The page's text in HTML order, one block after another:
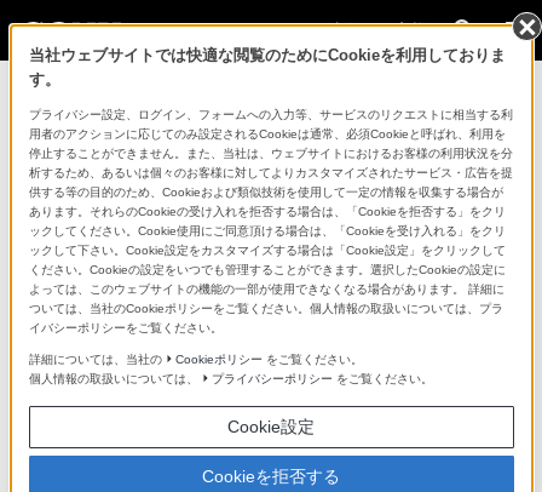
法人のお客様
コンスーマー製品に関するお問い合わせ
製品に関する重要なお知らせ
プロフェッショナル／業務用製品に関
するサポート・お問い合わせ
専用窓口のある業務用商品に関するお問い合わせ
以下の製品・サービスは専用窓口がございます。対象の
アイコンをクリックしてリンク先の窓口よりお問い合わ
当社ウェブサイトでは快適な閲覧のためにCookieを利用しておりま
す。
プライバシー設定、ログイン、フォームへの入力等、サービスのリクエストに相当する利
用者のアクションに応じてのみ設定されるCookieは通常、必須Cookieと呼ばれ、利用を
停止することができません。また、当社は、ウェブサイトにおけるお客様の利用状況を分
析するため、あるいは個々のお客様に対してよりカスタマイズされたサービス・広告を提
供する等の目的のため、Cookieおよび類似技術を使用して一定の情報を収集する場合が
あります。それらのCookieの受け入れを拒否する場合は、「Cookieを拒否する」をクリ
ックしてください。Cookie使用にご同意頂ける場合は、「Cookieを受け入れる」をクリ
ックして下さい。Cookie設定をカスタマイズする場合は「Cookie設定」をクリックして
ください。Cookieの設定をいつでも管理することができます。選択したCookieの設定に
よっては、このウェブサイトの機能の一部が使用できなくなる場合があります。 詳細に
ついては、当社のCookieポリシーをご覧ください。個人情報の取扱いについては、プラ
イバシーポリシーをご覧ください。
詳細については、当社の Cookieポリシー をご覧ください。
個人情報の取扱いについては、
プライバシーポリシー をご覧ください。
Cookie設定
Cookieを拒否する